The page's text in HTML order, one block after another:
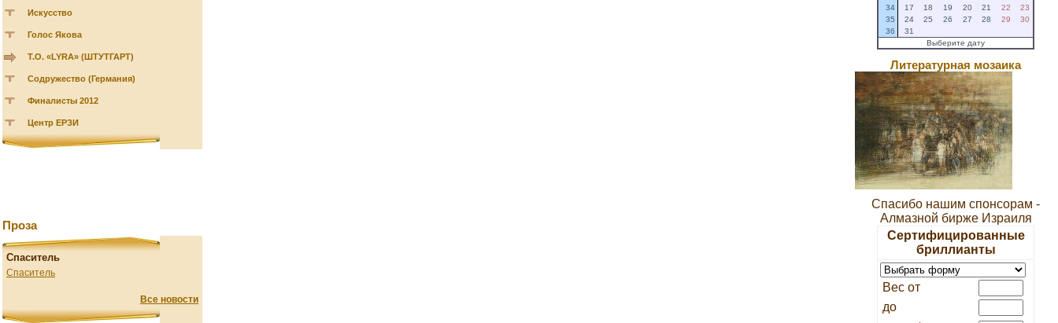
Искусство
Голос Якова
Т.О. «LYRA» (ШТУТГАРТ)
Содружество (Германия)
Финалисты 2012
Центр ЕРЗИ
Проза
Спаситель
Спаситель
Все новости
34
17 18 19 20 21 22
23
35
24 25 26 27 28 29
30
36
31
Выберите дату
Литературная мозаика
Спасибо нашим спонсорам -
Алмазной бирже Израиля
Сертифицированные
бриллианты
Вес от
до